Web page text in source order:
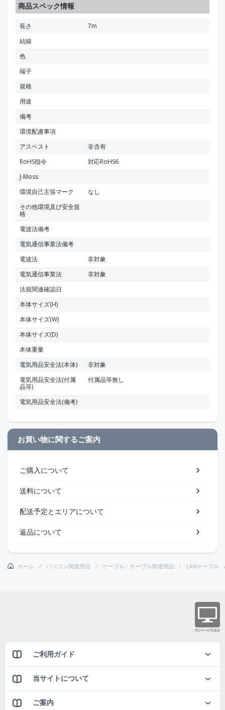
商品スペック情報
長さ
7m
結線
色
端子
規格
用途
備考
環境配慮事項
アスベスト
非含有
RoHS指令
対応RoHS6
J-Moss
環境自己主張マーク
なし
その他環境及び安全規
格
電波法備考
電気通信事業法備考
電波法
非対象
電気通信事業法
非対象
法規関連確認日
本体サイズ(H)
本体サイズ(W)
本体サイズ(D)
本体重量
電気用品安全法(本体)
非対象
電気用品安全法(付属
品等)
付属品等無し
電気用品安全法(備考)
お買い物に関するご案内
ご購入について
送料について
配送予定とエリアについて
返品について
ホーム パソコン関連用品 ケーブル・ケーブル関連用品 LANケーブル
ご利用ガイド
当サイトについて
ご案内